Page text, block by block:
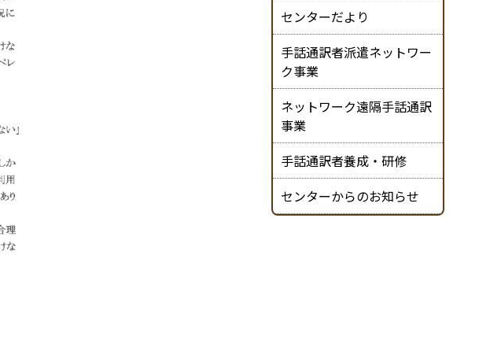
センターだより
手話通訳者派遣ネットワー
ク事業
ネットワーク遠隔手話通訳
事業
手話通訳者養成・研修
センターからのお知らせ